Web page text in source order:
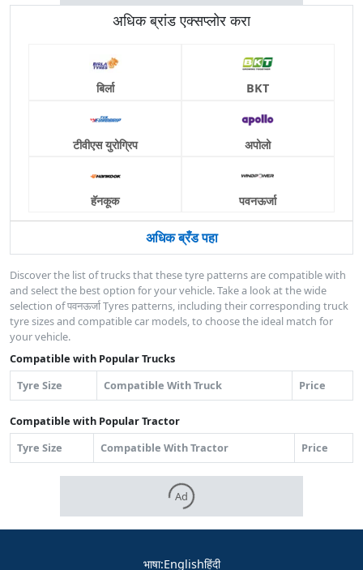
अधिक ब्रांड एक्सप्लोर करा
बिर्ला BKT
टीवीएस युरोग्रिप अपोलो
हॅनकूक पवनऊर्जा
अधिक ब्रँड पहा
Discover the list of trucks that these tyre patterns are compatible with
and select the best option for your vehicle. Take a look at the wide
selection of पवनऊर्जा Tyres patterns, including their corresponding truck
tyre sizes and compatible car models, to choose the ideal match for
your vehicle.
Compatible with Popular Trucks
Tyre Size
Compatible With Truck Price
Compatible with Popular Tractor
Tyre Size
Compatible With Tractor Price
Ad
भाषा:Englishहिंदी